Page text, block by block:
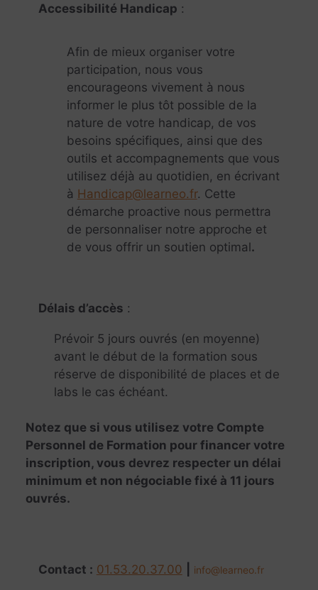
Accessibilité Handicap :
Afin de mieux organiser votre
participation, nous vous
encourageons vivement à nous
informer le plus tôt possible de la
nature de votre handicap, de vos
besoins spécifiques, ainsi que des
outils et accompagnements que vous
utilisez déjà au quotidien, en écrivant
à Handicap@learneo.fr. Cette
démarche proactive nous permettra
de personnaliser notre approche et
de vous offrir un soutien optimal.
Délais d’accès :
Prévoir 5 jours ouvrés (en moyenne)
avant le début de la formation sous
réserve de disponibilité de places et de
labs le cas échéant.
Notez que si vous utilisez votre Compte
Personnel de Formation pour financer votre
inscription, vous devrez respecter un délai
minimum et non négociable fixé à 11 jours
ouvrés.
Contact : 01.53.20.37.00 info@learneo.fr